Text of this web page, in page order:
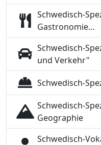
Schwedisch-
Gastronomie…
Schwedisch-
und Verkehr"
Schwedisch-
Schwedisch-
Geographie
Schwedisch-